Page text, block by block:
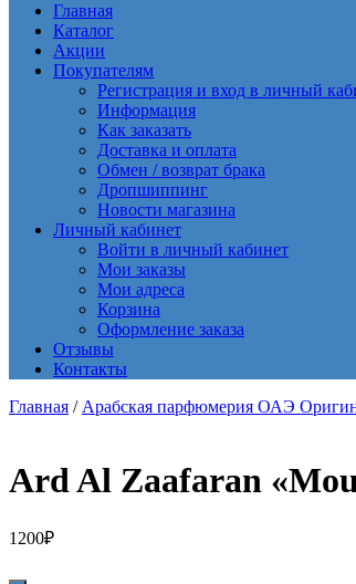
Главная
Каталог
Акции
Покупателям
Регистрация и вход в личный
Информация
Как заказать
Доставка и оплата
Обмен / возврат брака
Дропшиппинг
Новости магазина
Личный кабинет
Войти в личный кабинет
Мои заказы
Мои адреса
Корзина
Оформление заказа
Отзывы
Контакты
Главная / Арабская парфюмерия ОАЭ
Ard Al Zaafaran
1200₽